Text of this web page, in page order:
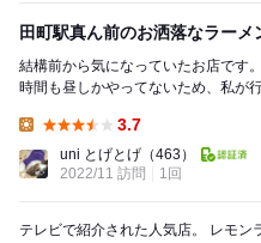
田町駅真ん前のお洒落なラーメ
結構前から気になっていたお店です。 営業日がそれほど多くなく、また
時間も昼しかやってないため、私が行けるの
3.7
uni とげとげ （463）
2022/11 訪問
1回
テレビで紹介された人気店。 レモンラーメンてのが名物？みたいで初め